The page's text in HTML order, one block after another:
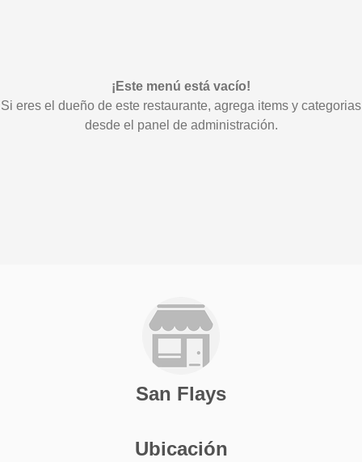
¡Este menú está vacío!
Si eres el dueño de este restaurante, agrega items y categorias
desde el panel de administración.
San Flays
Ubicación